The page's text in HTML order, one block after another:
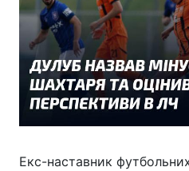
Екс-наставник